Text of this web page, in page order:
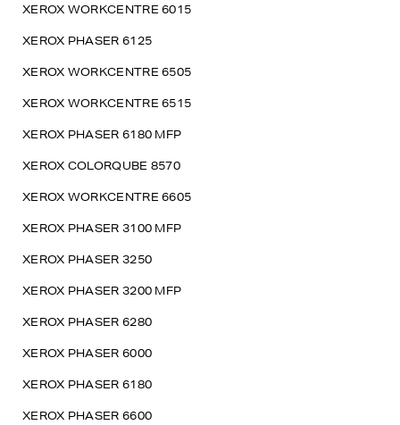
XEROX WORKCENTRE 6015
XEROX PHASER 6125
XEROX WORKCENTRE 6505
XEROX WORKCENTRE 6515
XEROX PHASER 6180 MFP
XEROX COLORQUBE 8570
XEROX WORKCENTRE 6605
XEROX PHASER 3100 MFP
XEROX PHASER 3250
XEROX PHASER 3200 MFP
XEROX PHASER 6280
XEROX PHASER 6000
XEROX PHASER 6180
XEROX PHASER 6600